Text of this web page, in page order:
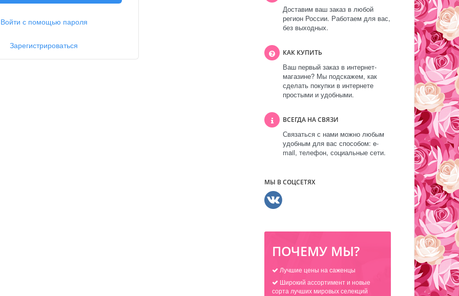
Войти с помощью пароля
Зарегистрироваться
Доставим ваш заказ в любой
регион России. Работаем для вас,
без выходных.
КАК КУПИТЬ
Ваш первый заказ в интернет-
магазине? Мы подскажем, как
сделать покупки в интернете
простыми и удобными.
ВСЕГДА НА СВЯЗИ
Связаться с нами можно любым
удобным для вас способом: e-
mail, телефон, социальные сети.
МЫ В СОЦСЕТЯХ
ПОЧЕМУ МЫ?
Лучшие цены на саженцы
Широкий ассортимент и новые
сорта лучших мировых селекций